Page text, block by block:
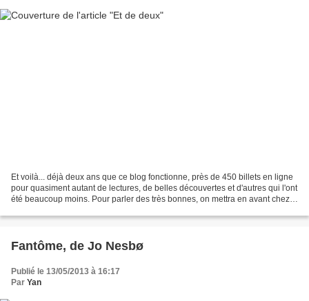
Et voilà... déjà deux ans que ce blog fonctionne, près de 450 billets en ligne
pour quasiment autant de lectures, de belles découvertes et d'autres qui l'ont
été beaucoup moins. Pour parler des très bonnes, on mettra en avant chez
Fantôme, de Jo Nesbø
Publié le 13/05/2013 à 16:17
Par Yan